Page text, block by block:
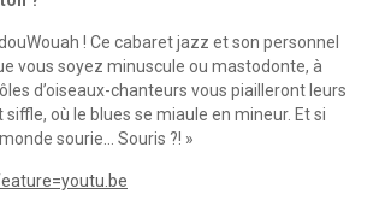
! Ce cabaret jazz et son personnel
vous soyez minuscule ou mastodonte, à
d’oiseaux-chanteurs vous piailleront leurs
où le blues se miaule en mineur. Et si
sourie… Souris ?! »